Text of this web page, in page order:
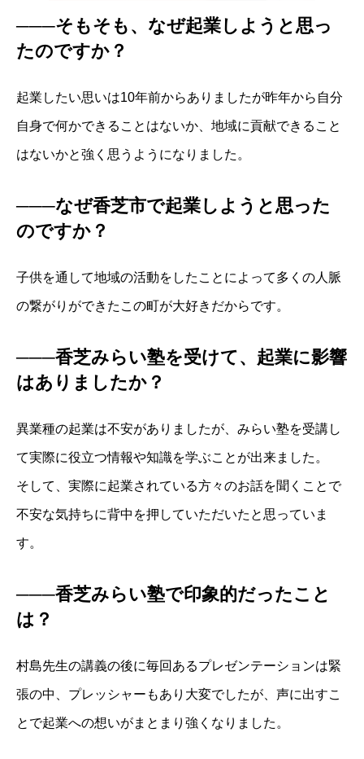
───そもそも、なぜ起業しようと思っ
たのですか？
起業したい思いは10年前からありましたが昨年から自分
自身で何かできることはないか、地域に貢献できること
はないかと強く思うようになりました。
───なぜ香芝市で起業しようと思った
のですか？
子供を通して地域の活動をしたことによって多くの人脈
の繋がりができたこの町が大好きだからです。
───香芝みらい塾を受けて、起業に影響
はありましたか？
異業種の起業は不安がありましたが、みらい塾を受講し
て実際に役立つ情報や知識を学ぶことが出来ました。
そして、実際に起業されている方々のお話を聞くことで
不安な気持ちに背中を押していただいたと思っていま
す。
───香芝みらい塾で印象的だったこと
は？
村島先生の講義の後に毎回あるプレゼンテーションは緊
張の中、プレッシャーもあり大変でしたが、声に出すこ
とで起業への想いがまとまり強くなりました。